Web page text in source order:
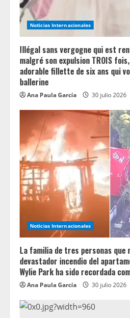
n
g Noticias Internacionales
Illégal sans vergogne qui est
malgré son expulsion TROIS
adorable fillette de six ans qui
ballerine
Ana Paula García 30 julio 2026
Noticias Internacionales
La familia de tres personas que
devastador incendio del
Wylie Park ha sido recordada
Ana Paula García 30 julio 2026